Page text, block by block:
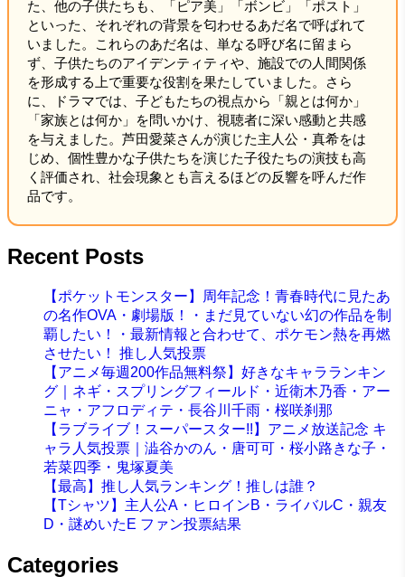
た、他の子供たちも、「ピア美」「ボンビ」「ポスト」
といった、それぞれの背景を匂わせるあだ名で呼ばれて
いました。これらのあだ名は、単なる呼び名に留まら
ず、子供たちのアイデンティティや、施設での人間関係
を形成する上で重要な役割を果たしていました。さら
に、ドラマでは、子どもたちの視点から「親とは何か」
「家族とは何か」を問いかけ、視聴者に深い感動と共感
を与えました。芦田愛菜さんが演じた主人公・真希をは
じめ、個性豊かな子供たちを演じた子役たちの演技も高
く評価され、社会現象とも言えるほどの反響を呼んだ作
品です。
Recent Posts
【ポケットモンスター】周年記念！青春時代に見たあ
の名作OVA・劇場版！・まだ見ていない幻の作品を制
覇したい！・最新情報と合わせて、ポケモン熱を再燃
させたい！ 推し人気投票
【アニメ毎週200作品無料祭】好きなキャラランキン
グ｜ネギ・スプリングフィールド・近衛木乃香・アー
ニャ・アフロディテ・長谷川千雨・桜咲刹那
【ラブライブ！スーパースター!!】アニメ放送記念 キ
ャラ人気投票｜澁谷かのん・唐可可・桜小路きな子・
若菜四季・鬼塚夏美
【最高】推し人気ランキング！推しは誰？
【Tシャツ】主人公A・ヒロインB・ライバルC・親友
D・謎めいたE ファン投票結果
Categories